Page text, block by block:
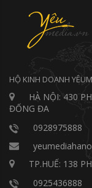
HỘ KINH DOANH
HÀ NỘI: 430
ĐỐNG ĐA
0928975888
TP.HUẾ: 138
0925436888